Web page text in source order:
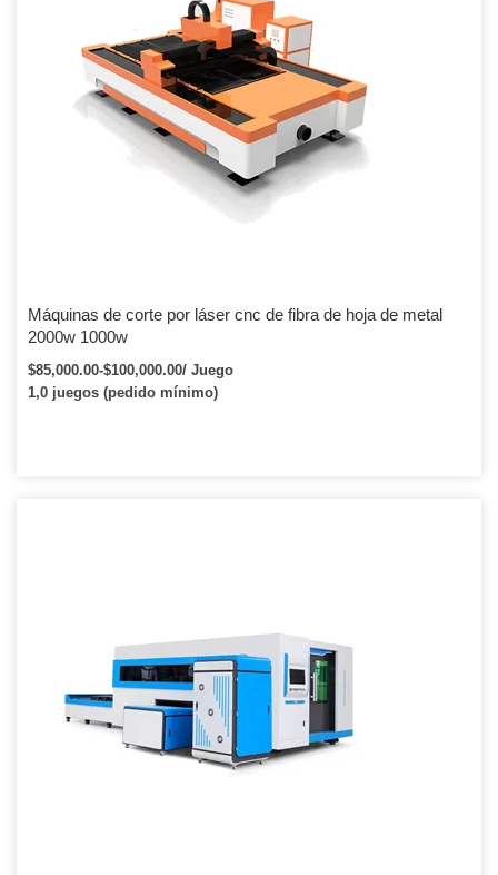
Máquinas de corte por láser cnc de fibra de hoja de metal
2000w 1000w
$85,000.00-$100,000.00/ Juego
1,0 juegos (pedido mínimo)